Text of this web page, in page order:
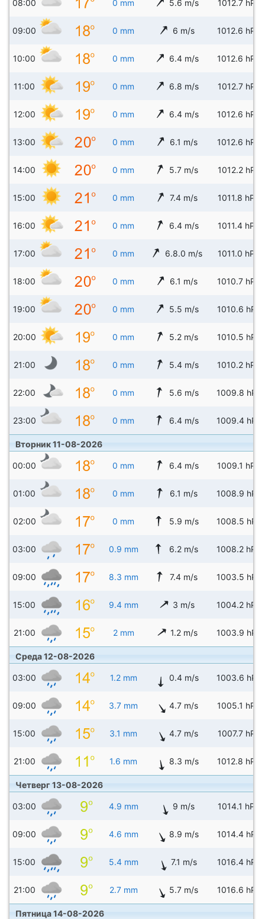
08:00 0 mm 5.6 m/s 1012.7 hPa
09:00 0 mm 6 m/s 1012.6 hPa
10:00 0 mm 6.4 m/s 1012.6 hPa
11:00 0 mm 6.8 m/s 1012.7 hPa
12:00 0 mm 6.4 m/s 1012.6 hPa
13:00 0 mm 6.1 m/s 1012.6 hPa
14:00 0 mm 5.7 m/s 1012.2 hPa
15:00 0 mm 7.4 m/s 1011.8 hPa
16:00 0 mm 6.4 m/s 1011.4 hPa
17:00 0 mm 6.8.0 m/s 1011.0 hPa
18:00 0 mm 6.1 m/s 1010.7 hPa
19:00 0 mm 5.5 m/s 1010.6 hPa
20:00 0 mm 5.2 m/s 1010.5 hPa
21:00 0 mm 5.4 m/s 1010.2 hPa
22:00 0 mm 5.6 m/s 1009.8 hPa
23:00 0 mm 6.4 m/s 1009.4 hPa
Вторник 11-08-2026
00:00 0 mm 6.4 m/s 1009.1 hPa
01:00 0 mm 6.1 m/s 1008.9 hPa
02:00 0 mm 5.9 m/s 1008.5 hPa
03:00 0.9 mm 6.2 m/s 1008.2 hPa
09:00 8.3 mm 7.4 m/s 1003.5 hPa
15:00 9.4 mm 3 m/s 1004.2 hPa
21:00 2 mm 1.2 m/s 1003.9 hPa
Среда 12-08-2026
03:00 1.2 mm 0.4 m/s 1003.6 hPa
09:00 3.7 mm 4.7 m/s 1005.1 hPa
15:00 3.1 mm 4.7 m/s 1007.7 hPa
21:00 1.6 mm 8.3 m/s 1012.8 hPa
Четверг 13-08-2026
03:00 4.9 mm 9 m/s 1014.1 hPa
09:00 4.6 mm 8.9 m/s 1014.4 hPa
15:00 5.4 mm 7.1 m/s 1016.4 hPa
21:00 2.7 mm 5.7 m/s 1016.6 hPa
Пятница 14-08-2026